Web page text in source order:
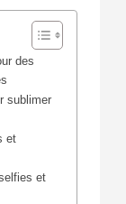
des
sublimer
et
et